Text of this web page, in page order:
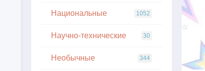
Национальные 1052
Научно-технические 30
Необычные 344